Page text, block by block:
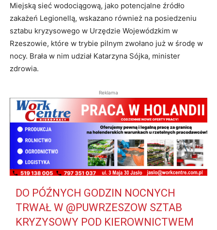
Miejską sieć wodociągową, jako potencjalne źródło
zakażeń Legionellą, wskazano również na posiedzeniu
sztabu kryzysowego w Urzędzie Wojewódzkim w
Rzeszowie, które w trybie pilnym zwołano już w środę w
nocy. Brała w nim udział Katarzyna Sójka, minister
zdrowia.
Reklama
DO PÓŹNYCH GODZIN NOCNYCH
TRWAŁ W @PUWRZESZOW SZTAB
KRYZYSOWY POD KIEROWNICTWEM